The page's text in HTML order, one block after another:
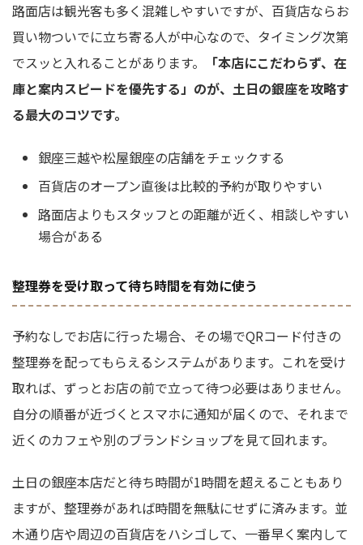
路面店は観光客も多く混雑しやすいですが、百貨店ならお
買い物ついでに立ち寄る人が中心なので、タイミング次第
でスッと入れることがあります。
「本店にこだわらず、在
庫と案内スピードを優先する」のが、土日の銀座を攻略す
る最大のコツです。
銀座三越や松屋銀座の店舗をチェックする
百貨店のオープン直後は比較的予約が取りやすい
路面店よりもスタッフとの距離が近く、相談しやすい
場合がある
整理券を受け取って待ち時間を有効に使う
予約なしでお店に行った場合、その場でQRコード付きの
整理券を配ってもらえるシステムがあります。これを受け
取れば、ずっとお店の前で立って待つ必要はありません。
自分の順番が近づくとスマホに通知が届くので、それまで
近くのカフェや別のブランドショップを見て回れます。
土日の銀座本店だと待ち時間が1時間を超えることもあり
ますが、整理券があれば時間を無駄にせずに済みます。並
木通り店や周辺の百貨店をハシゴして、一番早く案内して